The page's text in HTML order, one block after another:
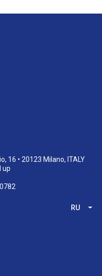
16 • 20123 Milano, ITALY
up
RU